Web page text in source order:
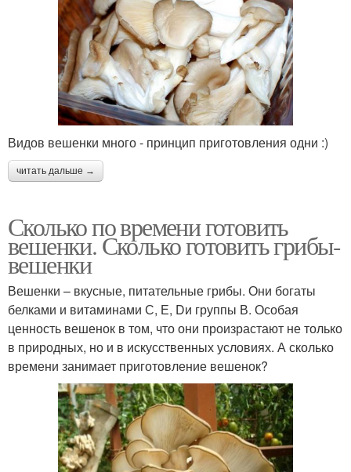
Видов вешенки много - принцип приготовления одни :)
читать дальше →
Сколько по времени готовить
вешенки. Сколько готовить грибы-
вешенки
Вешенки – вкусные, питательные грибы. Они богаты
белками и витаминами С, Е, Dи группы В. Особая
ценность вешенок в том, что они произрастают не только
в природных, но и в искусственных условиях. А сколько
времени занимает приготовление вешенок?